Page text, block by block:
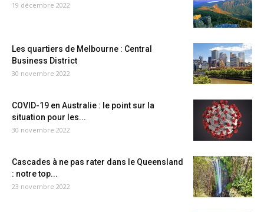
19 décembre 2022
Les quartiers de Melbourne : Central
Business District
30 novembre 2022
COVID-19 en Australie : le point sur la
situation pour les...
30 novembre 2022
Cascades à ne pas rater dans le Queensland
: notre top...
23 novembre 2022